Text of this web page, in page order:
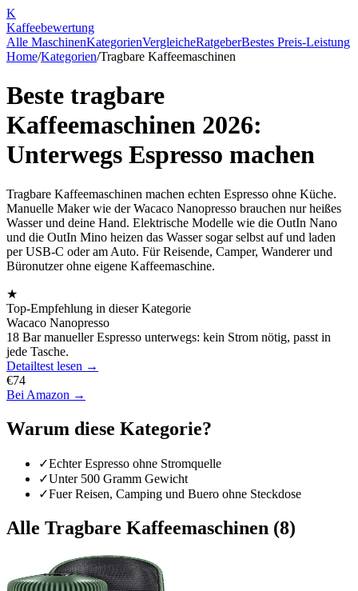
K
Kaffeebewertung
Alle MaschinenKategorienVergleicheRatgeberBestes Preis-Leistung
Home/Kategorien/Tragbare Kaffeemaschinen
Beste tragbare
Kaffeemaschinen 2026:
Unterwegs Espresso machen
Tragbare Kaffeemaschinen machen echten Espresso ohne Küche.
Manuelle Maker wie der Wacaco Nanopresso brauchen nur heißes
Wasser und deine Hand. Elektrische Modelle wie die OutIn Nano
und die OutIn Mino heizen das Wasser sogar selbst auf und laden
per USB-C oder am Auto. Für Reisende, Camper, Wanderer und
Büronutzer ohne eigene Kaffeemaschine.
★
Top-Empfehlung in dieser Kategorie
Wacaco Nanopresso
18 Bar manueller Espresso unterwegs: kein Strom nötig, passt in
jede Tasche.
Detailtest lesen →
€74
Bei Amazon →
Warum diese Kategorie?
✓Echter Espresso ohne Stromquelle
✓Unter 500 Gramm Gewicht
✓Fuer Reisen, Camping und Buero ohne Steckdose
Alle Tragbare Kaffeemaschinen (8)